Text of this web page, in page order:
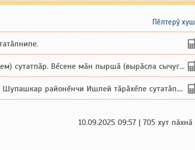
Пӗлтерӳ хуш
сутатпăр. Вĕсене мăн пыршă (вырăсла сычуг) ...
районĕнчи Ишлей тăрăхĕпе сутатăп. Ха...
10.09.2025 09:57 | 705 хут пӑхнӑ